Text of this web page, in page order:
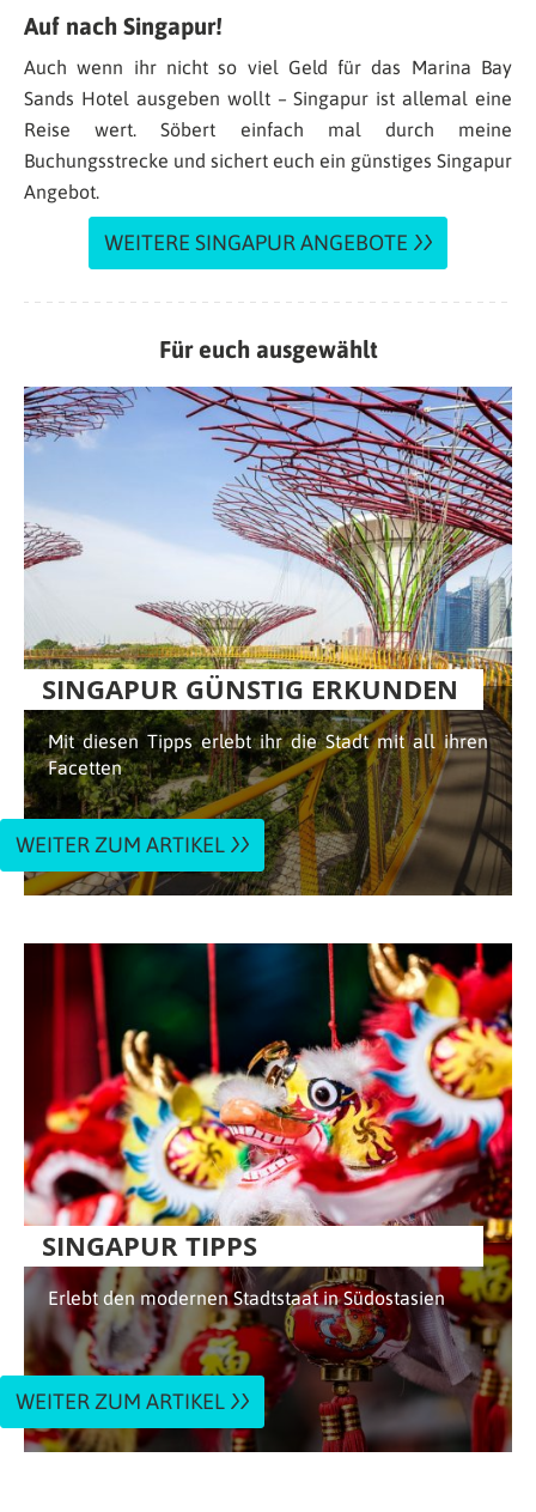
Auf nach Singapur!
Auch wenn ihr nicht so viel Geld für das Marina Bay
Sands Hotel ausgeben wollt – Singapur ist allemal eine
Reise wert. Söbert einfach mal durch meine
Buchungsstrecke und sichert euch ein günstiges Singapur
Angebot.
WEITERE SINGAPUR ANGEBOTE
Für euch ausgewählt
SINGAPUR GÜNSTIG ERKUNDEN
Mit diesen Tipps erlebt ihr die Stadt mit all ihren
Facetten
WEITER ZUM ARTIKEL
SINGAPUR TIPPS
Erlebt den modernen Stadtstaat in Südostasien
WEITER ZUM ARTIKEL